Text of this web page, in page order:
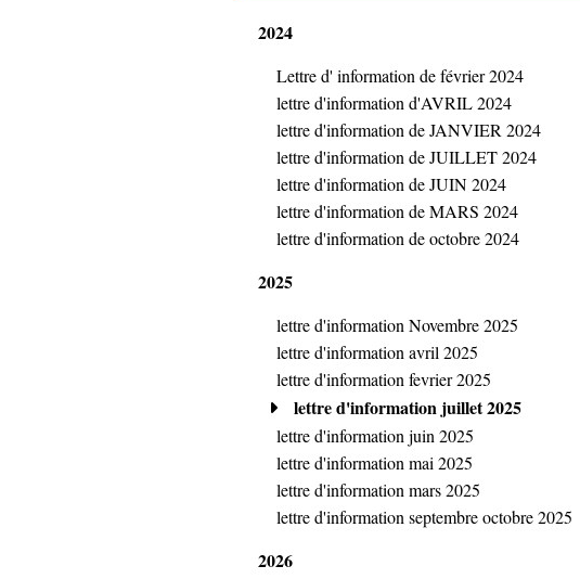
2024
Lettre d' information de février 2024
lettre d'information d'AVRIL 2024
lettre d'information de JANVIER 2024
lettre d'information de JUILLET 2024
lettre d'information de JUIN 2024
lettre d'information de MARS 2024
lettre d'information de octobre 2024
2025
lettre d'information Novembre 2025
lettre d'information avril 2025
lettre d'information fevrier 2025
lettre d'information juillet 2025
lettre d'information juin 2025
lettre d'information mai 2025
lettre d'information mars 2025
lettre d'information septembre octobre 2025
2026